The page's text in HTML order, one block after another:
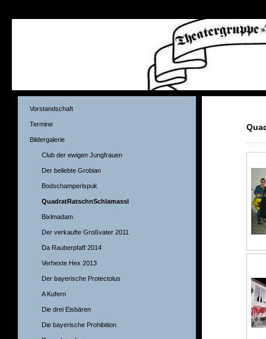
Vorstandschaft
Termine
Bildergalerie
Club der ewigen Jungfrauen
Der beliebte Grobian
Bodschamperlspuk
QuadratRatschnSchlamassl
Bixlmadam
Der verkaufte Großvater 2011
Da Rauberpfaff 2014
Verhexte Hex 2013
Der bayerische Protectolus
A Kufern
Die drei Eisbären
Die bayerische Prohibition